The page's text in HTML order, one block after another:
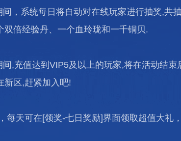
，系统每日将自动对在线玩家进行抽奖,共
倍经验丹、一个血玲珑和一千铜贝.
,充值达到VIP5及以上的玩家,将在活动结
新区,赶紧加入吧!
每天可在[领奖-七日奖励]界面领取超值大礼